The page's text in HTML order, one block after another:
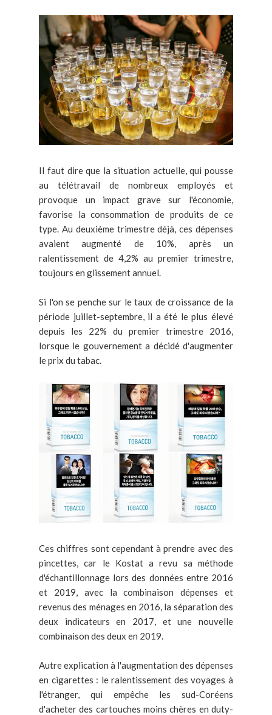
Il faut dire que la situation actuelle, qui pousse
au télétravail de nombreux employés et
provoque un impact grave sur l'économie,
favorise la consommation de produits de ce
type. Au deuxième trimestre déjà, ces dépenses
avaient augmenté de 10%, après un
ralentissement de 4,2% au premier trimestre,
toujours en glissement annuel.
Si l'on se penche sur le taux de croissance de la
période juillet-septembre, il a été le plus élevé
depuis les 22% du premier trimestre 2016,
lorsque le gouvernement a décidé d'augmenter
le prix du tabac.
Ces chiffres sont cependant à prendre avec des
pincettes, car le Kostat a revu sa méthode
d'échantillonnage lors des données entre 2016
et 2019, avec la combinaison dépenses et
revenus des ménages en 2016, la séparation des
deux indicateurs en 2017, et une nouvelle
combinaison des deux en 2019.
Autre explication à l'augmentation des dépenses
en cigarettes : le ralentissement des voyages à
l'étranger, qui empêche les sud-Coréens
d'acheter des cartouches moins chères en duty-